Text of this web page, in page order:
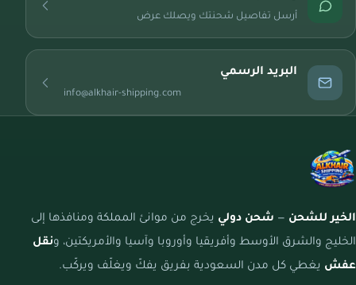
أرسل تفاصيل شحنتك ويصلك عرض
البريد الرسمي
info@alkhair-shipping.com
الخير للشحن — شحن دولي يخرج من موانئ المملكة ومنافذها إلى
الخليج والشرق الأوسط وأفريقيا وأوروبا وآسيا والأمريكتين، ونقل
عفش يغطي كل مدن السعودية بفريق يفكّ ويغلّف ويركّب.